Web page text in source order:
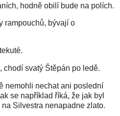
hodně obilí bude na polích.
rampouchů, bývají o
chodí svatý Štěpán po ledě.
nemohli nechat ani poslední
se například říká, že jak byl
Silvestra nenapadne zlato.